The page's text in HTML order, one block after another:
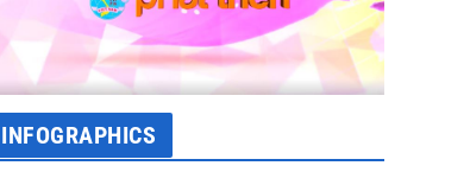
INFOGRAPHICS